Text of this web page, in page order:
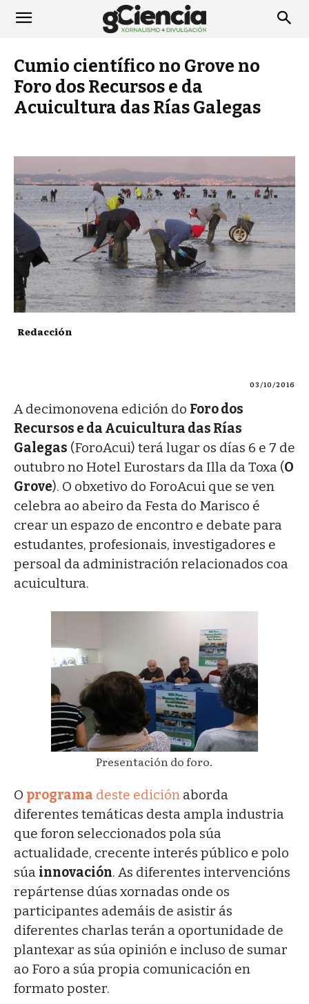
Cumio científico no Grove no
Foro dos Recursos e da
Acuicultura das Rías Galegas
Redacción
03/10/2016
A decimo­novena edición do Foro dos
Recursos e da Acuicultura das Rías
Galegas (ForoAcui) terá lugar os días 6 e 7 de
outubro no Hotel Eurostars da Illa da Toxa (O
Grove). O obxetivo do ForoAcui que se ven
celebra ao abeiro da Festa do Marisco é
crear un espazo de encontro e debate para
estudantes, profesionais, investigadores e
persoal da administración relacionados coa
acuicultura.
Presentación do foro.
O programa deste edición aborda
diferentes temáticas desta ampla industria
que foron seleccionados pola súa
actualidade, crecente interés público e polo
súa innovación. As diferentes intervencións
repártense dúas xornadas onde os
participantes ademáis de asistir ás
diferentes charlas terán a oportunidade de
plantexar as súa opinión e incluso de sumar
ao Foro a súa propia comunicación en
formato poster.